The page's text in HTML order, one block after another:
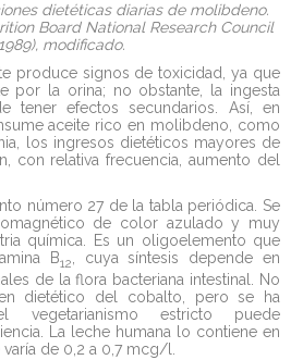
dietéticas diarias de molibdeno.
Board National Research Council
modificado.
produce signos de toxicidad, ya que
por la orina; no obstante, la ingesta
tener efectos secundarios. Así, en
aceite rico en molibdeno, como
los ingresos dietéticos mayores de
con relativa frecuencia, aumento del
número 27 de la tabla periódica. Se
de color azulado y muy
química. Es un oligoelemento que
B12, cuya síntesis depende en
de la flora bacteriana intestinal. No
dietético del cobalto, pero se ha
vegetarianismo estricto puede
La leche humana lo contiene en
de 0,2 a 0,7 mcg/l.